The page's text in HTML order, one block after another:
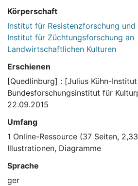
Körperschaft
Institut für Resistenzforschung
Institut für Züchtungsforschung an
Landwirtschaftlichen Kulturen
Erschienen
[Quedlinburg] : [Julius Kühn-Institut
Bundesforschungsinstitut für
22.09.2015
Umfang
1 Online-Ressource (37 Seiten,
Illustrationen, Diagramme
Sprache
ger